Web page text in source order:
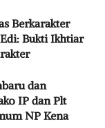
Berkarakter
Bukti Ikhtiar
dan
IP dan Plt
NP Kena